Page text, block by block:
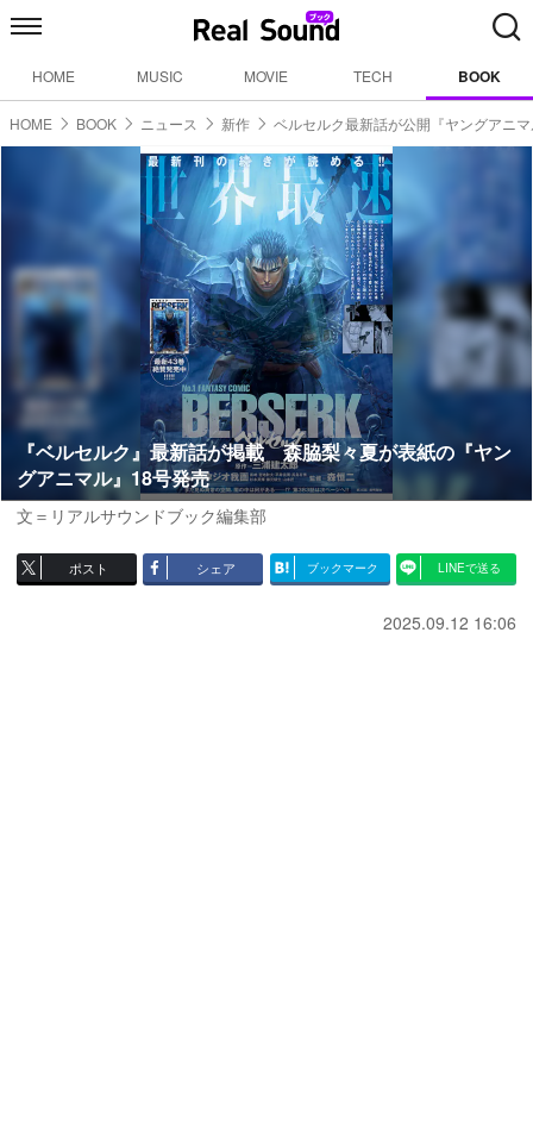
HOME MUSIC MOVIE TECH BOOK
HOME BOOK ニュース 新作 ベルセルク最新話が公開『ヤングアニ
『ベルセルク』最新話が掲載 森脇梨々夏が表紙の『ヤン
グアニマル』18号発売
文＝リアルサウンドブック編集部
ポスト シェア ブックマーク LINEで送る
2025.09.12 16:06